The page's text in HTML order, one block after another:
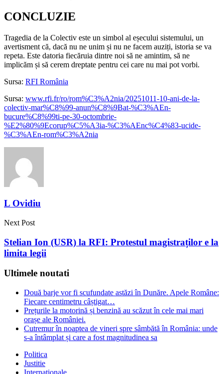
CONCLUZIE
Tragedia de la Colectiv este un simbol al eșecului sistemului, un
avertisment că, dacă nu ne unim și nu ne facem auziți, istoria se va
repeta. Este datoria fiecăruia dintre noi să ne amintim, să ne
implicăm și să cerem dreptate pentru cei care nu mai pot vorbi.
Sursa: RFI România
Sursa: www.rfi.fr/ro/rom%C3%A2nia/20251011-10-ani-de-la-
colectiv-mar%C8%99-anun%C8%9Bat-%C3%AEn-
bucure%C8%99ti-pe-30-octombrie-
%E2%80%9Ecorup%C5%A3ia-%C3%AEnc%C4%83-ucide-
%C3%AEn-rom%C3%A2nia
L Ovidiu
Next Post
Stelian Ion (USR) la RFI: Protestul magistraților e la
limita legii
Ultimele noutati
Două barje vor fi scufundate astăzi în Dunăre. Apele Române:
Fiecare centimetru câștigat…
Prețurile la motorină și benzină au scăzut în cele mai mari
orașe ale României.
Cutremur în noaptea de vineri spre sâmbătă în România: unde
s-a întâmplat și care a fost magnitudinea sa
Politica
Justitie